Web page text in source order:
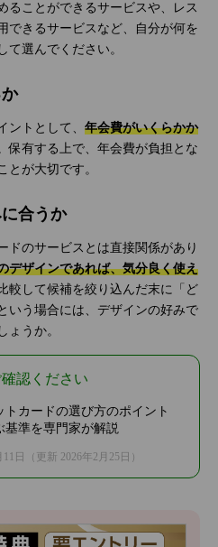
ることができるサービスや、レス
できるサービスなど、自分が何を
て選んでください。
ントとして、 年会費がいくらかか
保有する上で、年会費が負担とな
とが大切です。
合うか
ドのサービスとは直接関係があり
デザインであれば、気分良く使え
較して候補を絞り込んだ末に「ど
いう場合には、デザインの好みで
ょうか。
認ください
トカードの選び方のポイント
基準を専門家が解説
11日 （更新 2026年2月25日）